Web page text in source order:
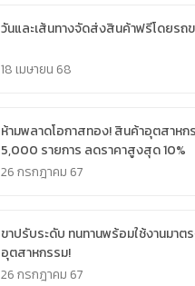
วันและเส้นทางจัดส่งสินค้าฟรีโดยร
18 เมษายน 68
ห้ามพลาดโอกาสทอง! สินค้าอุตสาหก
5,000 รายการ ลดราคาสูงสุด 10%
26 กรกฎาคม 67
ขาปรับระดับ ทนทานพร้อมใช้งานมาต
อุตสาหกรรม!
26 กรกฎาคม 67